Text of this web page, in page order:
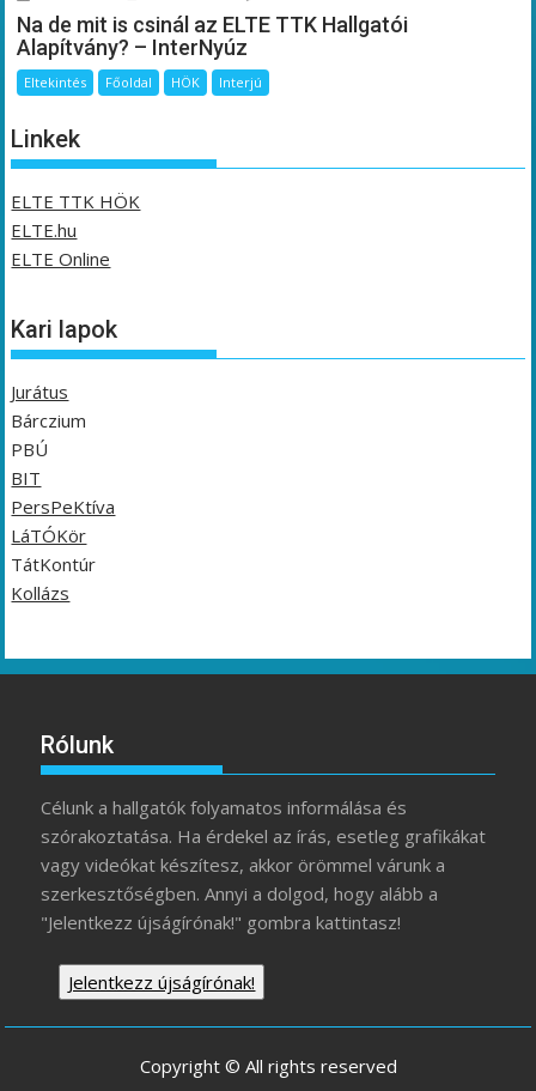
Na de mit is csinál az ELTE TTK Hallgatói
Alapítvány? – InterNyúz
Eltekintés Főoldal HÖK Interjú
Linkek
ELTE TTK HÖK
ELTE.hu
ELTE Online
Kari lapok
Jurátus
Bárczium
PBÚ
BIT
PersPeKtíva
LáTÓKör
TátKontúr
Kollázs
Rólunk
Célunk a hallgatók folyamatos informálása és
szórakoztatása. Ha érdekel az írás, esetleg grafikákat
vagy videókat készítesz, akkor örömmel várunk a
szerkesztőségben. Annyi a dolgod, hogy alább a
"Jelentkezz újságírónak!" gombra kattintasz!
Jelentkezz újságírónak!
Copyright © All rights reserved